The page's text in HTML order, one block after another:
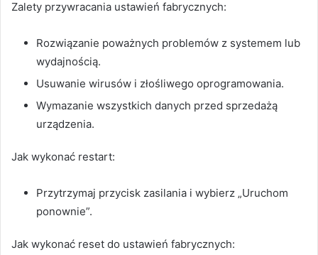
Zalety przywracania ustawień fabrycznych:
Rozwiązanie poważnych problemów z systemem lub
wydajnością.
Usuwanie wirusów i złośliwego oprogramowania.
Wymazanie wszystkich danych przed sprzedażą
urządzenia.
Jak wykonać restart:
Przytrzymaj przycisk zasilania i wybierz „Uruchom
ponownie”.
Jak wykonać reset do ustawień fabrycznych: